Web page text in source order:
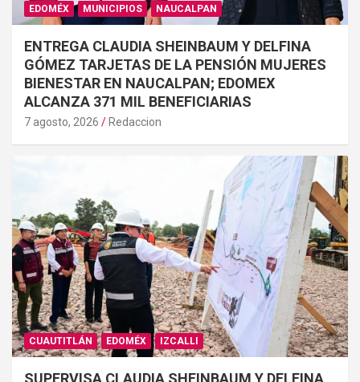
EDOMÉX MUNICIPIOS NAUCALPAN
ENTREGA CLAUDIA SHEINBAUM Y DELFINA
GÓMEZ TARJETAS DE LA PENSIÓN MUJERES
BIENESTAR EN NAUCALPAN; EDOMEX
ALCANZA 371 MIL BENEFICIARIAS
7 agosto, 2026 Redaccion
CUAUTITLÁN EDOMÉX IZCALLI
SUPERVISA CLAUDIA SHEINBAUM Y DELFINA